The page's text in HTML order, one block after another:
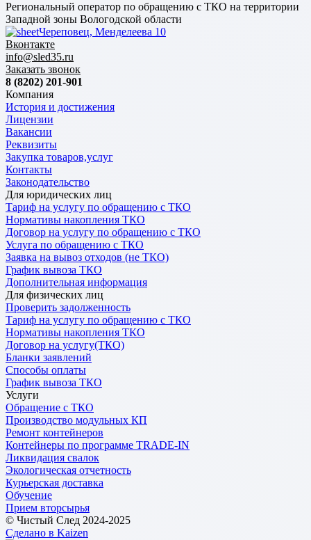
Региональный оператор по обращению с ТКО на территории
Западной зоны Вологодской области
Череповец, Менделеева 10
Вконтакте
info@sled35.ru
Заказать звонок
8 (8202) 201-901
Компания
История и достижения
Лицензии
Вакансии
Реквизиты
Закупка товаров,услуг
Контакты
Законодательство
Для юридических лиц
Тариф на услугу по обращению с ТКО
Нормативы накопления ТКО
Договор на услугу по обращению с ТКО
Услуга по обращению с ТКО
Заявка на вывоз отходов (не ТКО)
График вывоза ТКО
Дополнительная информация
Для физических лиц
Проверить задолженность
Тариф на услугу по обращению с ТКО
Нормативы накопления ТКО
Договор на услугу(ТКО)
Бланки заявлений
Способы оплаты
График вывоза ТКО
Услуги
Обращение с ТКО
Производство модульных КП
Ремонт контейнеров
Контейнеры по программе TRADE-IN
Ликвидация свалок
Экологическая отчетность
Курьерская доставка
Обучение
Прием вторсырья
© Чистый След 2024-2025
Сделано в Kaizen